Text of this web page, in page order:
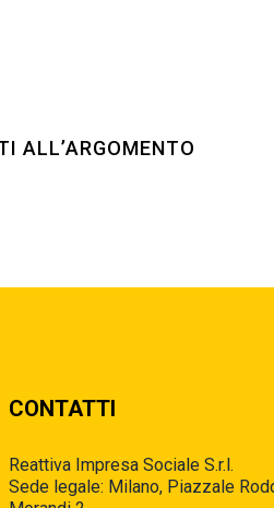
ALL’ARGOMENTO
CONTATTI
Reattiva Impresa Sociale S.r.l.
Sede legale: Milano, Piazzale